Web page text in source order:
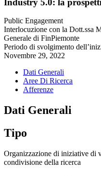
Industry 5.0: la
Public Engagement
Interlocuzione con la Dott.ssa
Generale di FinPiemonte
Periodo di svolgimento
Novembre 29, 2022
Dati Generali
Aree Di Ricerca
Afferenze
Dati Generali
Tipo
Organizzazione di iniziative di
condivisione della ricerca